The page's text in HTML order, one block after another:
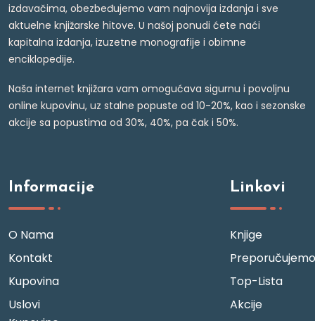
izdavačima, obezbeđujemo vam najnovija izdanja i sve
aktuelne knjižarske hitove. U našoj ponudi ćete naći
kapitalna izdanja, izuzetne monografije i obimne
enciklopedije.
Naša internet knjižara vam omogućava sigurnu i povoljnu
online kupovinu, uz stalne popuste od 10-20%, kao i sezonske
akcije sa popustima od 30%, 40%, pa čak i 50%.
Informacije
O Nama
Kontakt
Kupovina
Uslovi
Linkovi
Knjige
Preporučujemo
Top-Lista
Akcije